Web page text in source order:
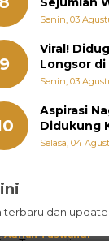
Fadly
Senin, 03
9
Viral!
Longsor
Nago
Senin, 03
Aspirasi
Didukung
Zigo
Selasa, 04
terbaru dan update
Lebih
Selalu Punya
Adrian Tuswandi